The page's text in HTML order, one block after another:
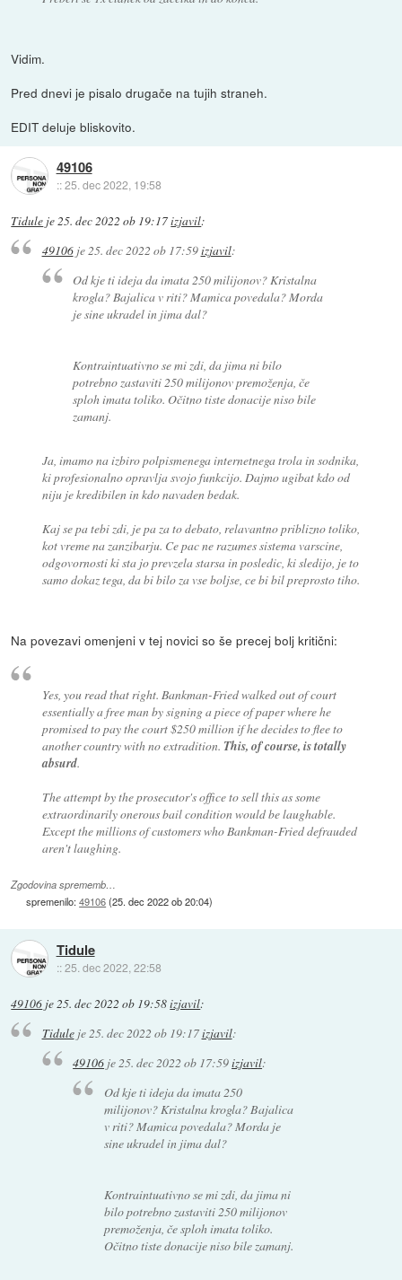
Vidim.
Pred dnevi je pisalo drugače na tujih straneh.
EDIT deluje bliskovito.
49106
::25. dec 2022, 19:58
Tidule je25. dec 2022 ob 19:17izjavil:
49106je25. dec 2022 ob 17:59izjavil:
Od kje ti ideja da imata 250 milijonov? Kristalna
krogla? Bajalica v riti? Mamica povedala? Morda
je sine ukradel in jima dal?
Kontraintuativno se mi zdi, da jima ni bilo
potrebno zastaviti 250 milijonov premoženja, če
sploh imata toliko. Očitno tiste donacije niso bile
zamanj.
Ja, imamo na izbiro polpismenega internetnega trola in sodnika,
ki profesionalno opravlja svojo funkcijo. Dajmo ugibat kdo od
niju je kredibilen in kdo navaden bedak.
Kaj se pa tebi zdi, je pa za to debato, relavantno priblizno toliko,
kot vreme na zanzibarju. Ce pac ne razumes sistema varscine,
odgovornosti ki sta jo prevzela starsa in posledic, ki sledijo, je to
samo dokaz tega, da bi bilo za vse boljse, ce bi bil preprosto tiho.
Na povezavi omenjeni v tej novici so še precej bolj kritični:
Yes, you read that right. Bankman-Fried walked out of court
essentially a free man by signing a piece of paper where he
promised to pay the court $250 million if he decides to flee to
another country with no extradition. This, of course, is totally
absurd.
The attempt by the prosecutor's office to sell this as some
extraordinarily onerous bail condition would be laughable.
Except the millions of customers who Bankman-Fried defrauded
aren't laughing.
Zgodovina sprememb…
spremenilo:49106(25. dec 2022 ob 20:04)
Tidule
::25. dec 2022, 22:58
49106 je25. dec 2022 ob 19:58izjavil:
Tiduleje25. dec 2022 ob 19:17izjavil:
49106 je25. dec 2022 ob 17:59izjavil:
Od kje ti ideja da imata 250
milijonov? Kristalna krogla? Bajalica
v riti? Mamica povedala? Morda je
sine ukradel in jima dal?
Kontraintuativno se mi zdi, da jima ni
bilo potrebno zastaviti 250 milijonov
premoženja, če sploh imata toliko.
Očitno tiste donacije niso bile zamanj.